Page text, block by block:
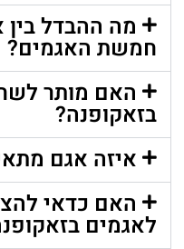
מה ההבדל
חמשת האגמים?
האם מותר
בזאקופנה?
איזה אגם
האם כדאי
לאגמים